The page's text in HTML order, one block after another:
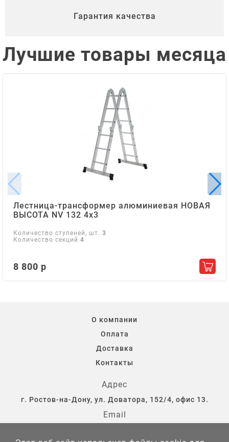
Гарантия качества
Лучшие товары месяца
Лестница-трансформер алюминиевая НОВАЯ
ВЫСОТА NV 132 4х3
Количество ступеней, шт. 3
Количество секций 4
8 800 р
О компании
Оплата
Доставка
Контакты
Адрес
г. Ростов-на-Дону, ул. Доватора, 152/4, офис 13.
Email